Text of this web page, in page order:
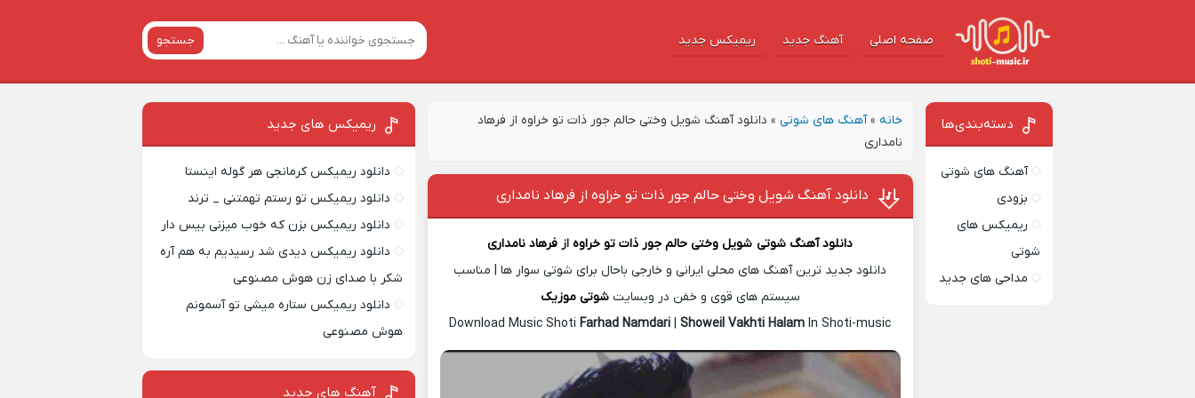
صفحه اصلی آهنگ‌ جدید ریمیکس جدید جستجو
خانه »آهنگ های شوتی » دانلود آهنگ شویل وختی حالم جور ذات تو خراوه از فرهاد
نامداری
دانلود آهنگ شویل وختی حالم جور ذات تو خراوه از فرهاد نامداری
دانلود آهنگ شوتی شویل وختی حالم جور ذات تو خراوهاز فرهاد نامداری
دانلود جدید ترین آهنگ های محلی ایرانی و خارجی باحال برای شوتی سوار ها | مناسب
سیستم های قوی و خفن در وبسایتشوتی موزیک
Download Music ShotiFarhad Namdari |Showeil Vakhti Halam In Shoti-music
دسته‌بندی‌ها
آهنگ های شوتی
بزودی
ریمیکس های
شوتی
مداحی های جدید
ریمیکس‌ های جدید
دانلود ریمیکس کرمانجی هر گوله اینستا
دانلود ریمیکس تو رستم تهمتنی _ ترند
دانلود ریمیکس بزن که خوب میزنی بیس دار
دانلود ریمیکس دیدی شد رسیدیم به هم آره
شکر با صدای زن هوش مصنوعی
دانلود ریمیکس ستاره میشی تو آسمونم
هوش مصنوعی
آهنگ های جدید